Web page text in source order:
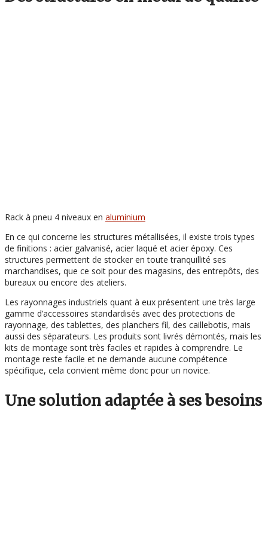
Rack à pneu 4 niveaux en aluminium
En ce qui concerne les structures métallisées, il existe trois types
de finitions : acier galvanisé, acier laqué et acier époxy. Ces
structures permettent de stocker en toute tranquillité ses
marchandises, que ce soit pour des magasins, des entrepôts, des
bureaux ou encore des ateliers.
Les rayonnages industriels quant à eux présentent une très large
gamme d’accessoires standardisés avec des protections de
rayonnage, des tablettes, des planchers fil, des caillebotis, mais
aussi des séparateurs. Les produits sont livrés démontés, mais les
kits de montage sont très faciles et rapides à comprendre. Le
montage reste facile et ne demande aucune compétence
spécifique, cela convient même donc pour un novice.
Une solution adaptée à ses besoins